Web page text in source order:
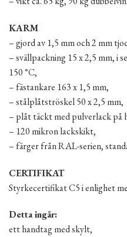
KARM
– gjord av 1,5 mm och 2 mm
– svällpackning 15 x 2,5 mm, i
150 °C,
– fästankare 163 x 1,5 mm,
– stålplåtströskel 50 x 2,5 mm,
– plåt täckt med pulverlack på
– 120 mikron lackskikt,
– färger från RAL-serien,
CERTIFIKAT
Styrkecertifikat C5 i enlighet
Detta ingår:
ett handtag med skylt,